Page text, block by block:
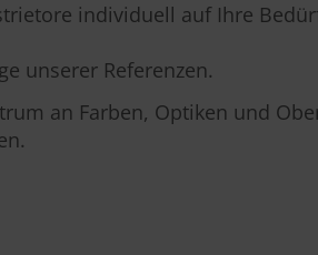
individuell auf Ihre
unserer Referenzen.
an Farben, Optiken und